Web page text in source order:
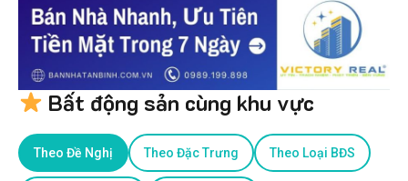
Bất động sản cùng khu vực
Theo Đề Nghị Theo Đặc Trưng Theo Loại BĐS